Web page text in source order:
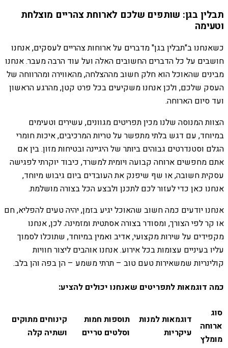
תבלין בגן: שותפים שלכם לארוחת צהריים מוצלחת
וטעימה
כשאנחנו ב"תבלין בגן" מדברים על ארוחות צהריים לעסקים, אנחנו
חושבים על כל הדברים החשובים האלה ועל עוד הרבה מעבר. אנחנו
מבינים שהאוכל הוא חלק חשוב מההצלחה, מהאווירה ומהרווחה של
העסק שלכם, ולכן אנחנו משקיעים בכל פרט קטן, מהרגע הראשון
ועד סיום הארוחה.
הצוות המנוסה שלנו מכין תפריטים מגוונים, עשירים וטעימים
במיוחד, עם דגש בלתי מתפשר על טריות המרכיבים, איכות חומרי
הגלם וסטנדרטים גבוהים ביותר של היגיינה ובטיחות מזון. בין אם
אתם מחפשים ארוחה קבועה ויומית למשרד, כיבוד יוקרתי לפגישה
עסקית חשובה, או שף שיפנק את העובדים ביום גיבוש מיוחד,
אנחנו כאן כדי לעזור לכם לתכנן ולבצע הכל בצורה מושלמת.
אנחנו יודעים כמה חשוב שהאוכל יגיע בזמן, יהיה טעים להפליא, חם
או קר לפי הצורך, ומסודר בצורה אסתטית ומזמינה. לכן, אנחנו
מקפידים על שירות מקצועי, אדיב ואמין במיוחד, שתוכלו לסמוך
עליו בעיניים עצומות בכל אירוע. אנחנו אוהבים ליצור חוויות
קולינריות שמשאירות טעם טוב – תרתי משמע – הן בפה והן בלב.
כמה דוגמאות לתפריטים שאנחנו יכולים להציע:
סוג
ארוחה
מומלץ
דוגמאות למנות
עיקריות
תוספות חמות
וסלטים טריים
קינוחים מתוקים
ושתיה קלה